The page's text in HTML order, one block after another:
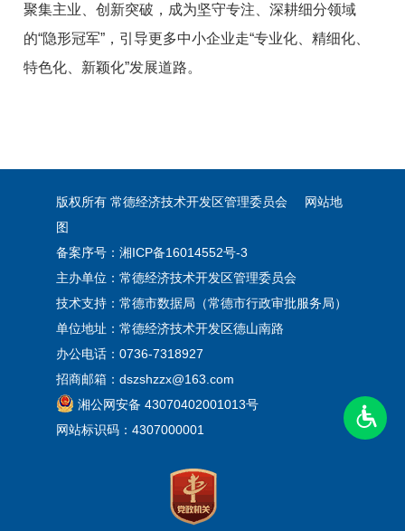
聚集主业、创新突破，成为坚守专注、深耕细分领域
的“隐形冠军”，引导更多中小企业走“专业化、精细化、
特色化、新颖化”发展道路。
版权所有 常德经济技术开发区管理委员会
网站地
图
备案序号： 湘ICP备16014552号-3
主办单位：常德经济技术开发区管理委员会
技术支持：常德市数据局（常德市行政审批服务局）
单位地址：常德经济技术开发区德山南路
办公电话：0736-7318927
招商邮箱：dszshzzx@163.com
湘公网安备 43070402001013号
网站标识码：4307000001